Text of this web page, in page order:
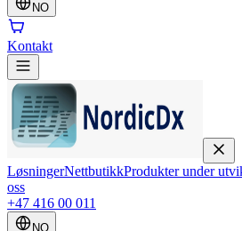
NO
Kontakt
LøsningerNettbutikkProdukter under
oss
+47 416 00 011
NO